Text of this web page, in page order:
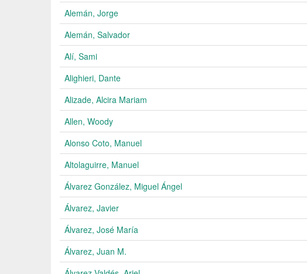
Alemán, Jorge
Alemán, Salvador
Alí, Sami
Alighieri, Dante
Alizade, Alcira Mariam
Allen, Woody
Alonso Coto, Manuel
Altolaguirre, Manuel
Álvarez González, Miguel Ángel
Álvarez, Javier
Álvarez, José María
Álvarez, Juan M.